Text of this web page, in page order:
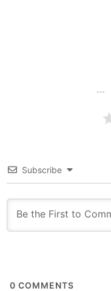
Subscribe
0 COMMENTS